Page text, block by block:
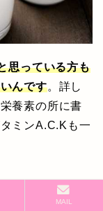
思っている方も
んです。詳し
養素の所に書
ミンA.C.Kも一
MAIL